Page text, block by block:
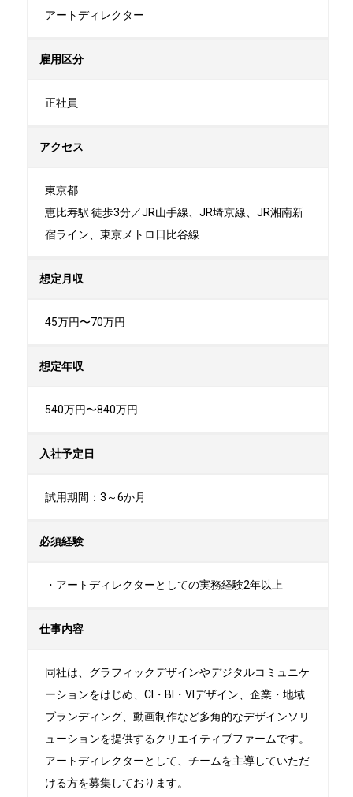
アートディレクター
雇用区分
正社員
アクセス
東京都
恵比寿駅 徒歩3分／JR山手線、JR埼京線、JR湘南新
宿ライン、東京メトロ日比谷線
想定月収
45万円〜70万円
想定年収
540万円〜840万円
入社予定日
試用期間：3～6か月
必須経験
・アートディレクターとしての実務経験2年以上
仕事内容
同社は、グラフィックデザインやデジタルコミュニケ
ーションをはじめ、CI・BI・VIデザイン、企業・地域
ブランディング、動画制作など多角的なデザインソリ
ューションを提供するクリエイティブファームです。
アートディレクターとして、チームを主導していただ
ける方を募集しております。